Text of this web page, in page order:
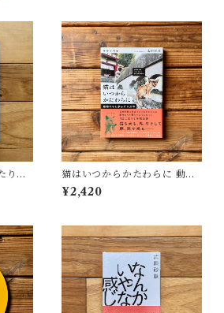
りの
暁生
猫はいつからかたわらに 動物
たちと歩んだ１万年 | 太田 匡
彦
¥2,420